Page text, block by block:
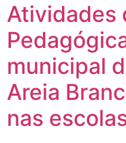
Atividades
municipal
Areia
nas